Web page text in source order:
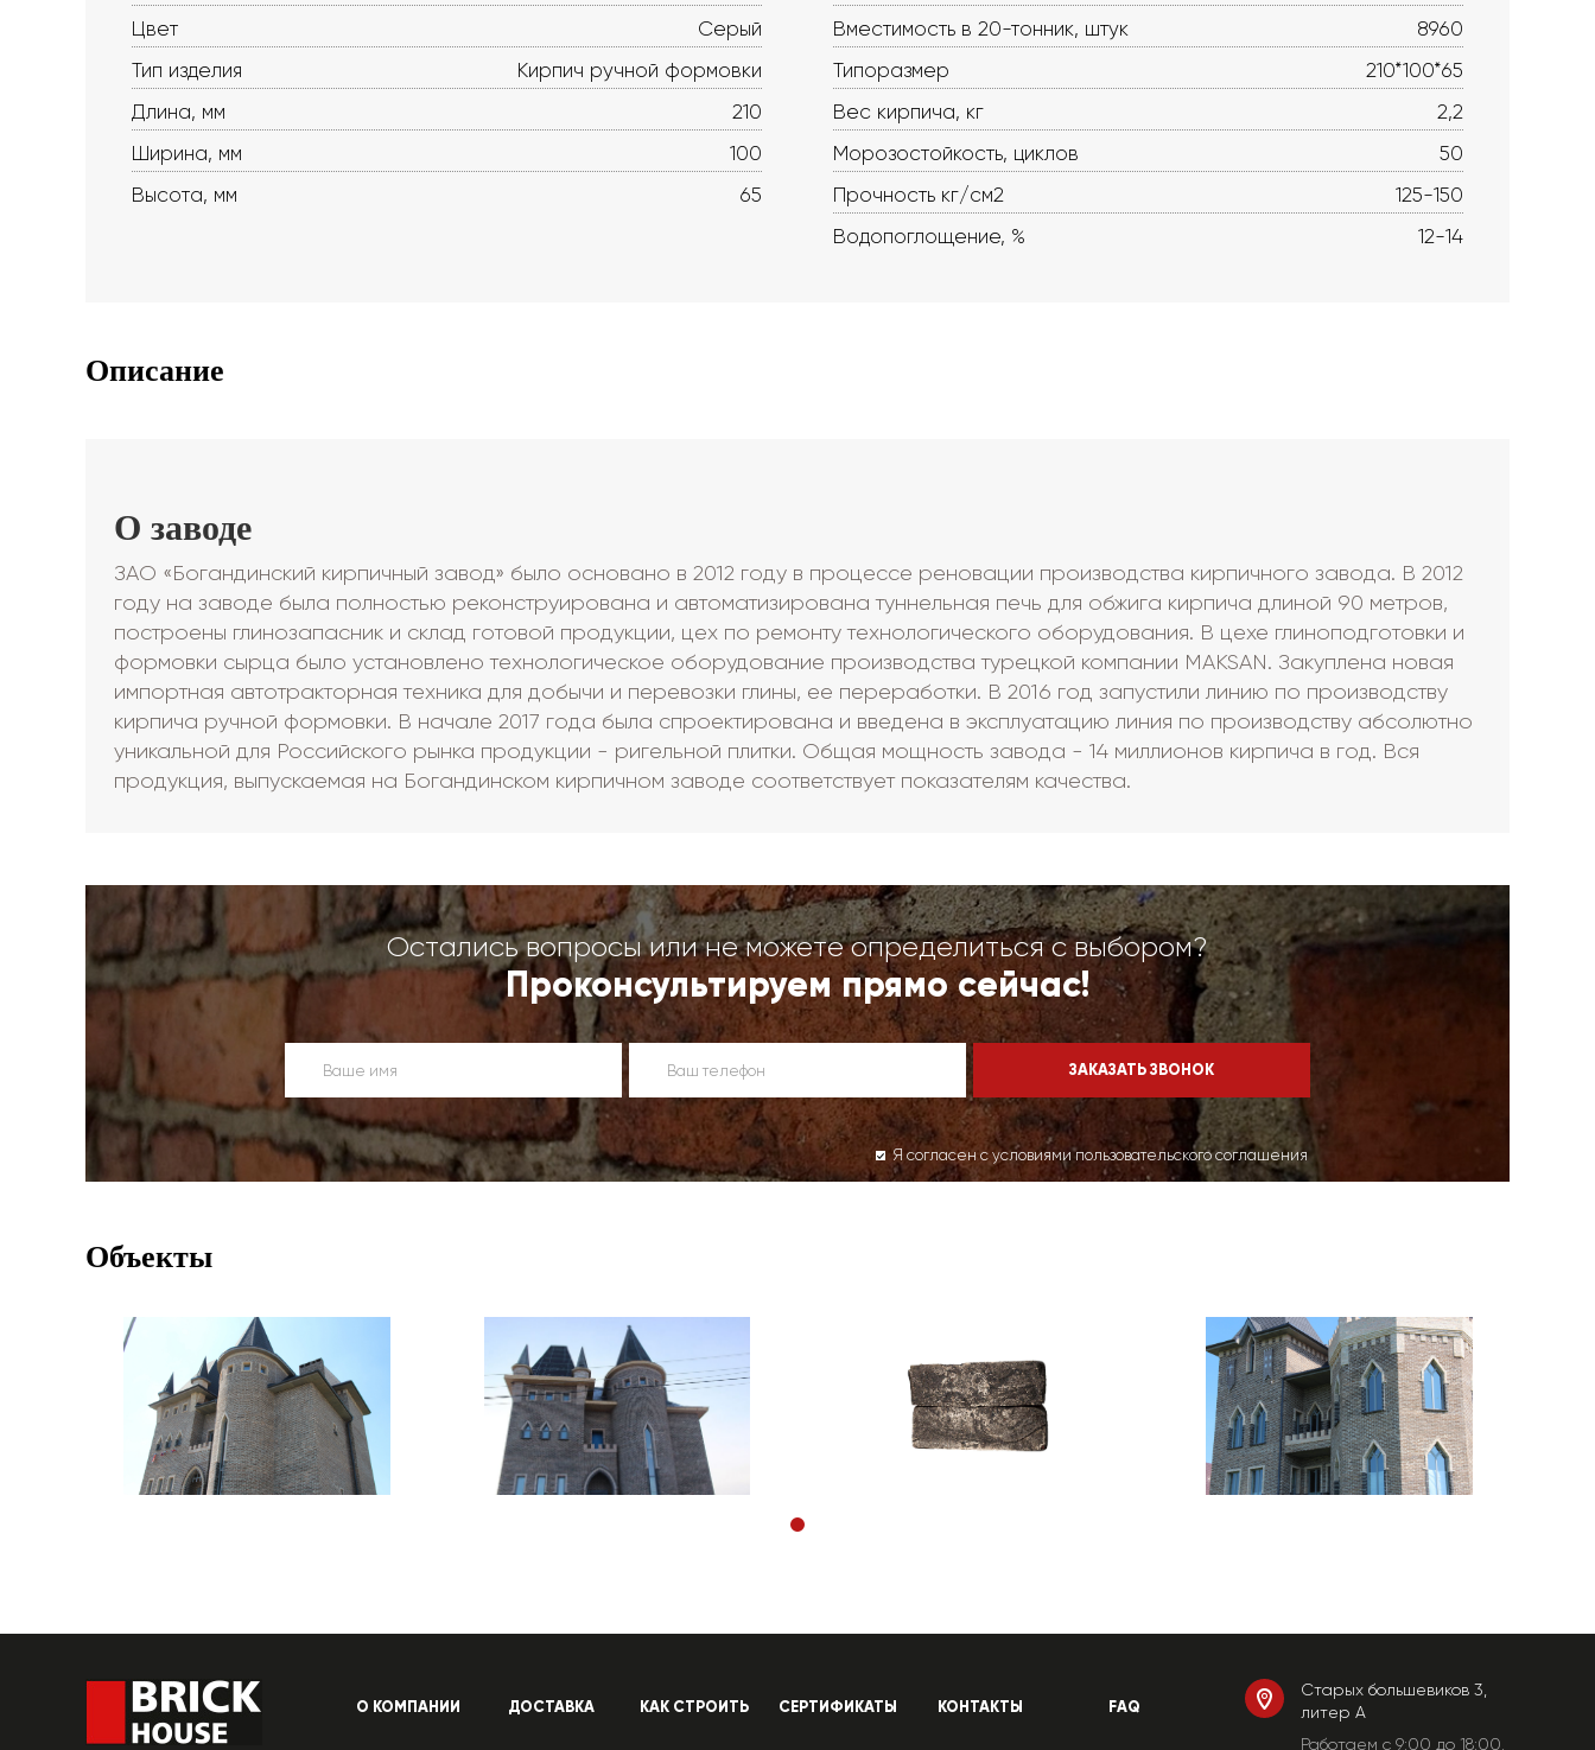
Цвет
Серый
Тип изделия
Кирпич ручной формовки
Длина, мм
210
Ширина, мм
100
Высота, мм
65
Вместимость в 20-тонник, штук
8960
Типоразмер
210*100*65
Вес кирпича, кг
2,2
Морозостойкость, циклов
50
Прочность кг/см2
125-150
Водопоглощение, %
12-14
Описание
О заводе
ЗАО «Богандинский кирпичный завод» было основано в 2012 году в процессе реновации производства кирпичного завода. В 2012
году на заводе была полностью реконструирована и автоматизирована туннельная печь для обжига кирпича длиной 90 метров,
построены глинозапасник и склад готовой продукции, цех по ремонту технологического оборудования. В цехе глиноподготовки и
формовки сырца было установлено технологическое оборудование производства турецкой компании MAKSAN. Закуплена новая
импортная автотракторная техника для добычи и перевозки глины, ее переработки. В 2016 год запустили линию по производству
кирпича ручной формовки. В начале 2017 года была спроектирована и введена в эксплуатацию линия по производству абсолютно
уникальной для Российского рынка продукции - ригельной плитки. Общая мощность завода - 14 миллионов кирпича в год. Вся
продукция, выпускаемая на Богандинском кирпичном заводе соответствует показателям качества.
Остались вопросы или не можете определиться с выбором?
Проконсультируем прямо сейчас!
Я согласен с условиями пользовательского соглашения
Объекты
О КОМПАНИИ ДОСТАВКА КАК СТРОИТЬ СЕРТИФИКАТЫ КОНТАКТЫ FAQ
Старых большевиков 3,
литер А
Работаем c 9:00 до 18:00.